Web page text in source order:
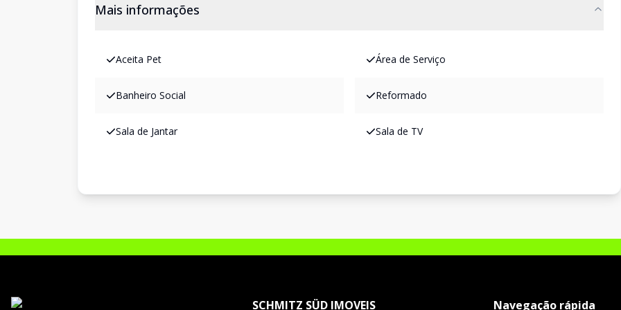
Mais informações
Aceita Pet Área de Serviço
Banheiro Social Reformado
Sala de Jantar Sala de TV
SCHMITZ SÜD IMOVEIS Navegação rápida